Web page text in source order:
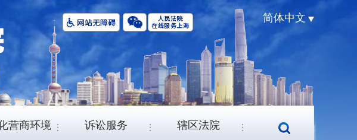
简体中文
营商环境 诉讼服务 辖区法院